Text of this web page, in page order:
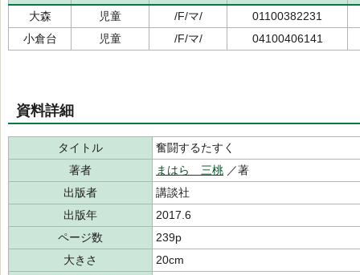
大森
児童 /F/マ/
01100382231
小倉台
児童 /F/マ/ 04100406141
資料詳細
タイトル
奮闘するたすく
著者
まはら 三桃 ／著
出版者
講談社
出版年
2017.6
ページ数
239p
大きさ
20cm